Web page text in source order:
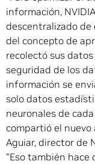
información,
descentralizado
del concepto de
recolectó sus
seguridad de los
información se
solo datos
neuronales de
compartió el
Aguiar, director de
“Eso también